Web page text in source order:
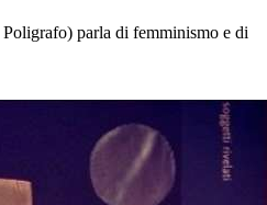
parla di femminismo e di